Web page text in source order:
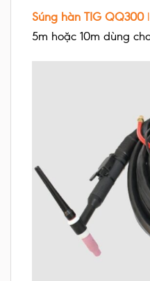
Súng hàn TIG QQ300
5m hoặc 10m dùng